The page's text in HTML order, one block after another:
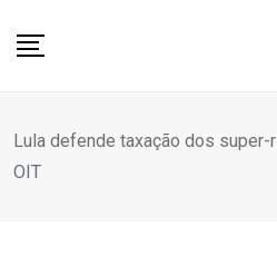
Lula defende taxação dos
OIT